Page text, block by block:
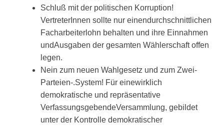
Schluß mit der politischen Korruption!
VertreterInnen sollte nur einendurchschnittlichen
Facharbeiterlohn behalten und ihre Einnahmen
undAusgaben der gesamten Wählerschaft offen
legen.
Nein zum neuen Wahlgesetz und zum Zwei-
Parteien-.System! Für einewirklich
demokratische und repräsentative
VerfassungsgebendeVersammlung, gebildet
unter der Kontrolle demokratischer